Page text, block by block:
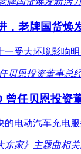
，老牌国货焕
受大环境影响
曾任贝恩投资
的电动汽车充电